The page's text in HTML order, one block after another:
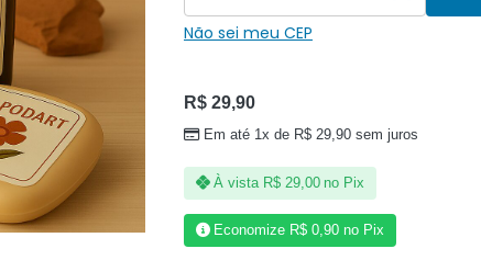
Não sei meu CEP
R$29,90
Em até 1x de R$ 29,90 sem juros
À vista R$29,00 no Pix
Economize R$ 0,90 no Pix